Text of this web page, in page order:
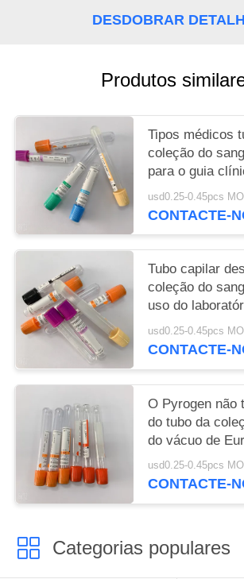
DESDOBRAR
Produtos
Tipos médicos
coleção do
para o guia
laboratórios
usd0.25-0.45pcs
CONTACTE-
Tubo capilar
coleção do
uso do
usd0.25-0.45pcs
CONTACTE-
O Pyrogen não
do tubo da
do vácuo de
usd0.25-0.45pcs
CONTACTE-
Categorias populares